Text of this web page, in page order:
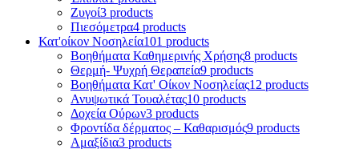
Ζυγοί3 products
Πιεσόμετρα4 products
Κατ'οίκον Νοσηλεία101 products
Βοηθήματα Καθημερινής Χρήσης8 products
Θερμή- Ψυχρή Θεραπεία9 products
Βοηθήματα Κατ' Οίκον Νοσηλείας12 products
Ανυψωτικά Τουαλέτας10 products
Δοχεία Ούρων3 products
Φροντίδα δέρματος – Καθαρισμός9 products
Αμαξίδια3 products